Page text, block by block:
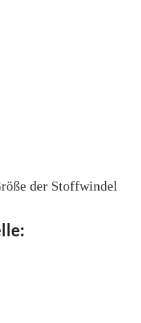
der Stoffwindel